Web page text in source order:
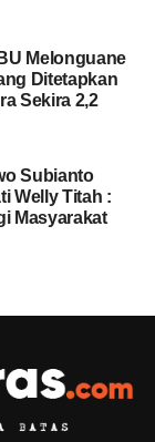
Melonguane
Ditetapkan
Sekira 2,2
Subianto
Welly Titah :
Masyarakat